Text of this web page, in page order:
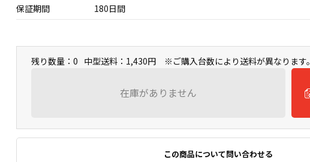
保証期間
180日間
残り数量：0 中型送料：1,430円 ※ご購入台数により送料が異なります。
在庫がありません
この商品について問い合わせる